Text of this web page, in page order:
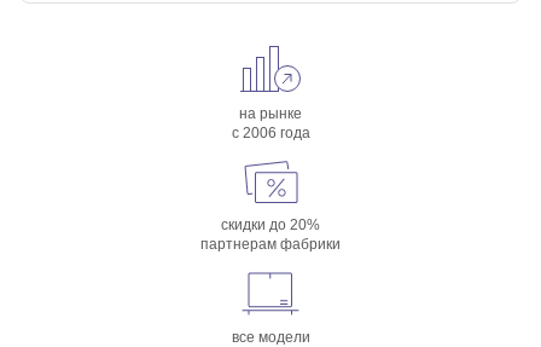
на рынке
с 2006 года
скидки до 20%
партнерам фабрики
все модели